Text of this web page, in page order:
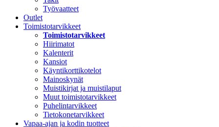
Työvaatteet
Outlet
Toimistotarvikkeet
Toimistotarvikkeet
Hiirimatot
Kalenterit
Kansiot
Käyntikorttikotelot
Mainoskynät
Muistikirjat ja muistilaput
Muut toimistotarvikkeet
Puhelintarvikkeet
Tietokonetarvikkeet
Vapaa-ajan ja kodin tuotteet